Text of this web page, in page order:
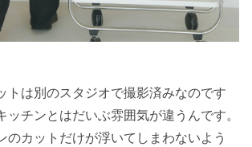
トは別のスタジオで撮影済みなのです
ッチンとはだいぶ雰囲気が違うんです。
のカットだけが浮いてしまわないよう